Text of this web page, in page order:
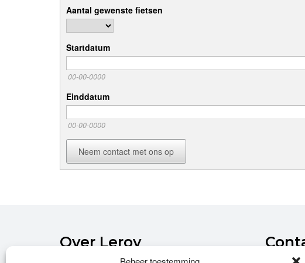
Aantal gewenste fietsen
Startdatum
00-00-0000
Einddatum
00-00-0000
Neem contact met ons op
Over Leroy